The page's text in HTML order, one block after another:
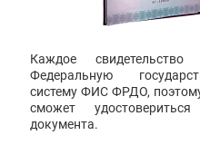
Каждое
Федеральную
систему ФИС ФРДО,
сможет
документа.